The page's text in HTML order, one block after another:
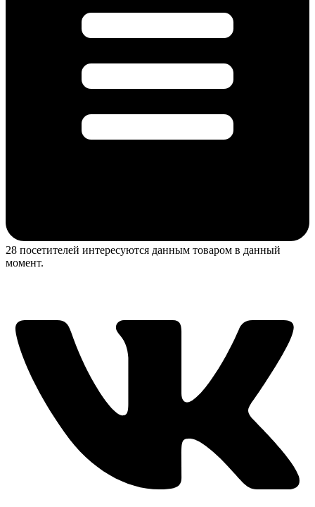
28 посетителей интересуются данным товаром в данный
момент.